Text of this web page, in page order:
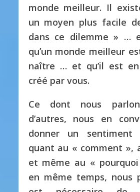
monde meilleur. Il
un moyen plus facile
dans ce dilemme » …
qu’un monde meilleur
naître … et qu’il est en
créé par vous.
Ce dont nous
d’autres, nous en
donner un sentiment
quant au « comment »,
et même au « pourquoi
en même temps, nous